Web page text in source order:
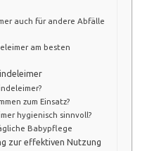
auch für andere Abfälle
am besten
zum Einsatz?
hygienisch sinnvoll?
Babypflege
zur effektiven Nutzung